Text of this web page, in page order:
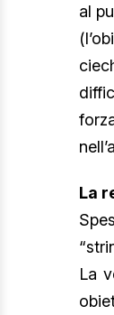
al
La
La